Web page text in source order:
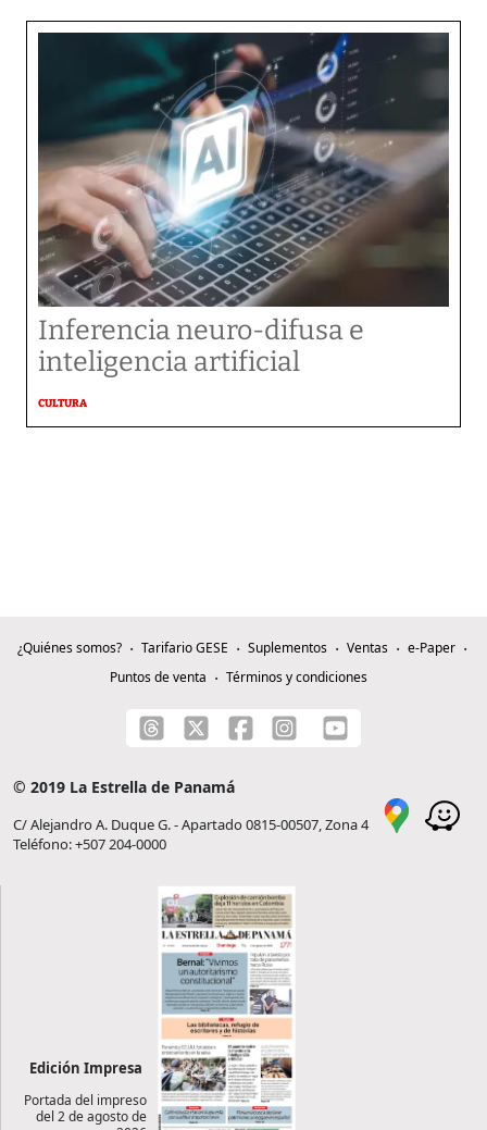
Inferencia neuro-difusa e
inteligencia artificial
CULTURA
¿Quiénes somos? Tarifario GESE Suplementos Ventas
e-Paper
Puntos de venta
Términos y condiciones
© 2019 La Estrella de Panamá
C/ Alejandro A. Duque G. - Apartado 0815-00507, Zona 4
Teléfono: +507 204-0000
Edición Impresa
Portada del impreso
del 2 de agosto de